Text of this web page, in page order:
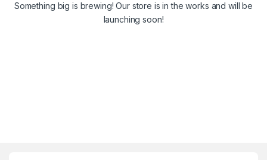
Something big is brewing! Our store is in the works and will be
launching soon!